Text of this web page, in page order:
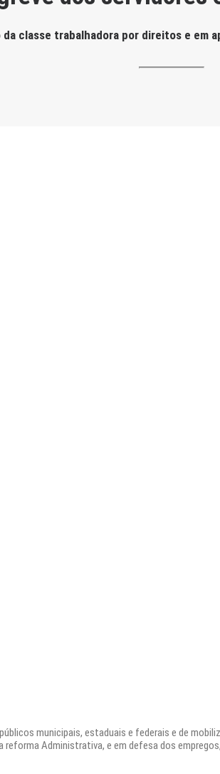
classe trabalhadora por direitos e
municipais, estaduais e federais e de
reforma Administrativa, e em defesa dos